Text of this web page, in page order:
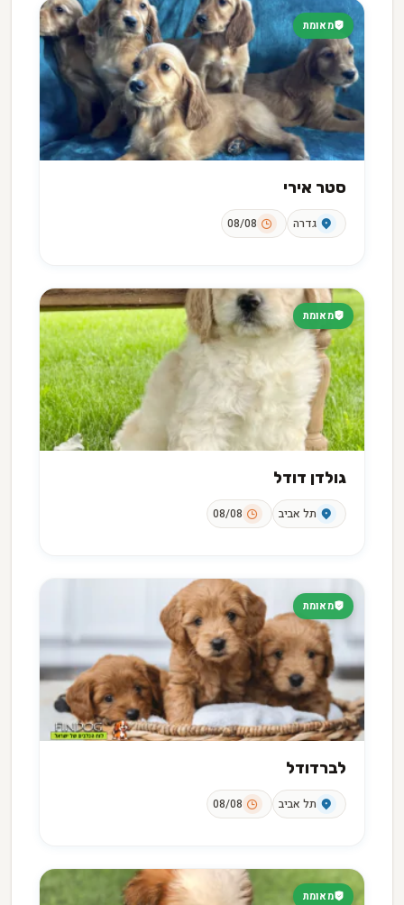
מאומת
סטר אירי
גדרה 08/08
מאומת
גולדן דודל
תל אביב 08/08
מאומת
לברדודל
תל אביב 08/08
מאומת